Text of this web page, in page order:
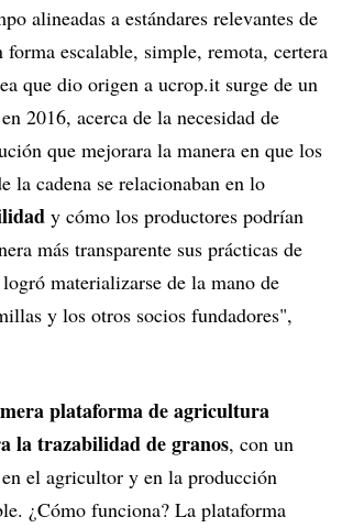
alineadas a estándares relevantes de
forma escalable, simple, remota, certera
que dio origen a ucrop.it surge de un
2016, acerca de la necesidad de
que mejorara la manera en que los
la cadena se relacionaban en lo
y cómo los productores podrían
más transparente sus prácticas de
materializarse de la mano de
y los otros socios fundadores",
plataforma de agricultura
la trazabilidad de granos, con un
el agricultor y en la producción
¿Cómo funciona? La plataforma